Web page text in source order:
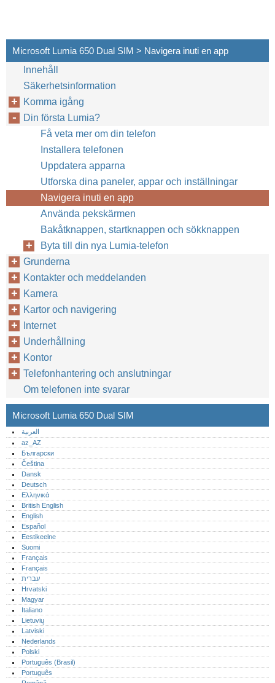
Microsoft Lumia 650 Dual SIM > Navigera inuti en app
Innehåll
Säkerhetsinformation
Komma igång
Din första Lumia?
Få veta mer om din telefon
Installera telefonen
Uppdatera apparna
Utforska dina paneler, appar och inställningar
Navigera inuti en app
Använda pekskärmen
Bakåtknappen, startknappen och sökknappen
Byta till din nya Lumia-telefon
Grunderna
Kontakter och meddelanden
Kamera
Kartor och navigering
Internet
Underhållning
Kontor
Telefonhantering och anslutningar
Om telefonen inte svarar
Microsoft Lumia 650 Dual SIM
العربية
az_AZ
Български
Čeština
Dansk
Deutsch
Ελληνικά
British English
English
Español
Eestikeelne
Suomi
Français
Français
עברית
Hrvatski
Magyar
Italiano
Lietuvių
Latviski
Nederlands
Polski
Português (Brasil)
Português‎